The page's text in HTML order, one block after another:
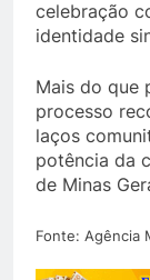
celebração
identidade
Mais do que
processo
laços
potência da
de Minas
Fonte: Agência